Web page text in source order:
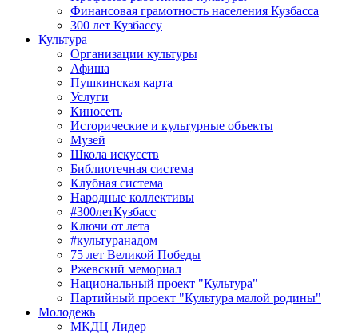
Финансовая грамотность населения Кузбасса
300 лет Кузбассу
Культура
Организации культуры
Афиша
Пушкинская карта
Услуги
Киносеть
Исторические и культурные объекты
Музей
Школа искусств
Библиотечная система
Клубная система
Народные коллективы
#300летКузбасс
Ключи от лета
#культуранадом
75 лет Великой Победы
Ржевский мемориал
Национальный проект "Культура"
Партийный проект "Культура малой родины"
Молодежь
МКДЦ Лидер